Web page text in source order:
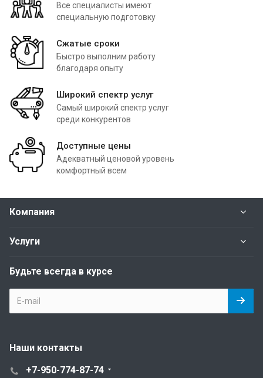
Все специалисты имеют
специальную подготовку
Сжатые сроки
Быстро выполним работу
благодаря опыту
Широкий спектр услуг
Самый широкий спектр услуг
среди конкурентов
Доступные цены
Адекватный ценовой уровень
комфортный всем
Компания
Услуги
Будьте всегда в курсе
Наши контакты
+7-950-774-87-74